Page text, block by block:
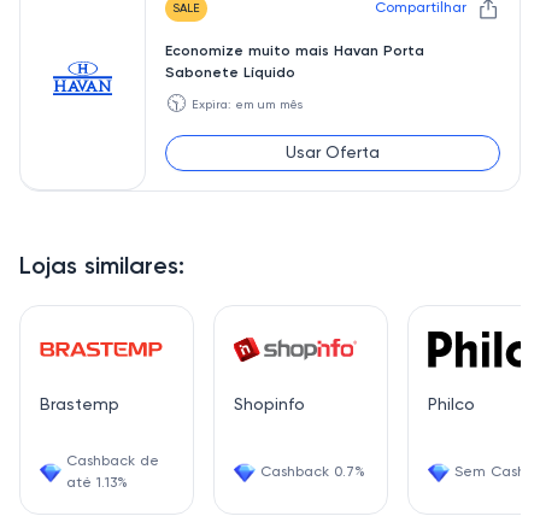
Lojas similares:
Brastemp
Cashback de
até 1.13%
Shopinfo
Cashback 0.7%
Philco
Sem
SALE Compartilhar
Economize muito mais Havan Porta
Sabonete Líquido
🕥 Expira: em um mês
Usar Oferta